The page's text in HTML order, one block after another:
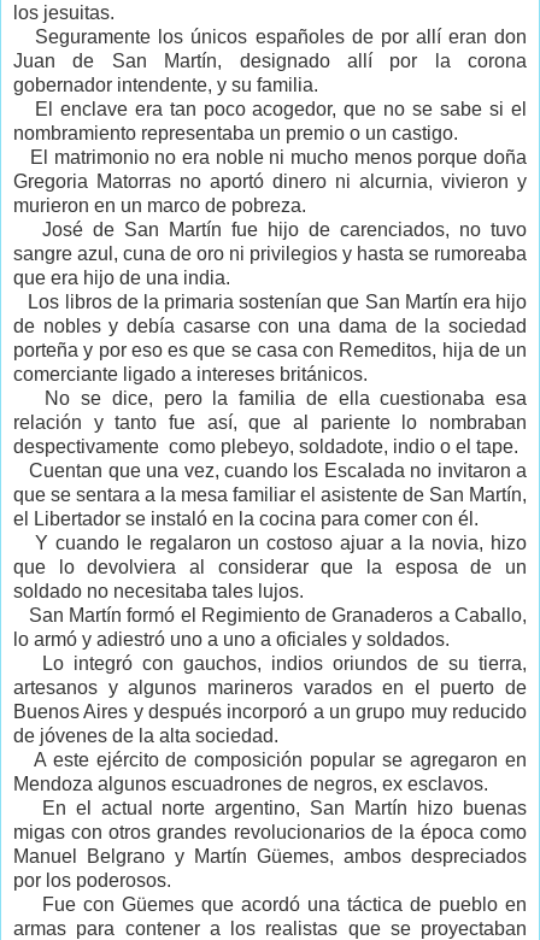
los jesuitas.
Seguramente los únicos españoles de por allí eran don
Juan de San Martín, designado allí por la corona
gobernador intendente, y su familia.
El enclave era tan poco acogedor, que no se sabe si el
nombramiento representaba un premio o un castigo.
El matrimonio no era noble ni mucho menos porque doña
Gregoria Matorras no aportó dinero ni alcurnia, vivieron y
murieron en un marco de pobreza.
José de San Martín fue hijo de carenciados, no tuvo
sangre azul, cuna de oro ni privilegios y hasta se rumoreaba
que era hijo de una india.
Los libros de la primaria sostenían que San Martín era hijo
de nobles y debía casarse con una dama de la sociedad
porteña y por eso es que se casa con Remeditos, hija de un
comerciante ligado a intereses británicos.
No se dice, pero la familia de ella cuestionaba esa
relación y tanto fue así, que al pariente lo nombraban
despectivamente como plebeyo, soldadote, indio o el tape.
Cuentan que una vez, cuando los Escalada no invitaron a
que se sentara a la mesa familiar el asistente de San Martín,
el Libertador se instaló en la cocina para comer con él.
Y cuando le regalaron un costoso ajuar a la novia, hizo
que lo devolviera al considerar que la esposa de un
soldado no necesitaba tales lujos.
San Martín formó el Regimiento de Granaderos a Caballo,
lo armó y adiestró uno a uno a oficiales y soldados.
Lo integró con gauchos, indios oriundos de su tierra,
artesanos y algunos marineros varados en el puerto de
Buenos Aires y después incorporó a un grupo muy reducido
de jóvenes de la alta sociedad.
A este ejército de composición popular se agregaron en
Mendoza algunos escuadrones de negros, ex esclavos.
En el actual norte argentino, San Martín hizo buenas
migas con otros grandes revolucionarios de la época como
Manuel Belgrano y Martín Güemes, ambos despreciados
por los poderosos.
Fue con Güemes que acordó una táctica de pueblo en
armas para contener a los realistas que se proyectaban